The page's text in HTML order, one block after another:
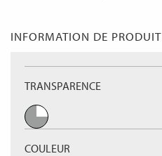
INFORMATION DE PRODUIT
TRANSPARENCE
COULEUR